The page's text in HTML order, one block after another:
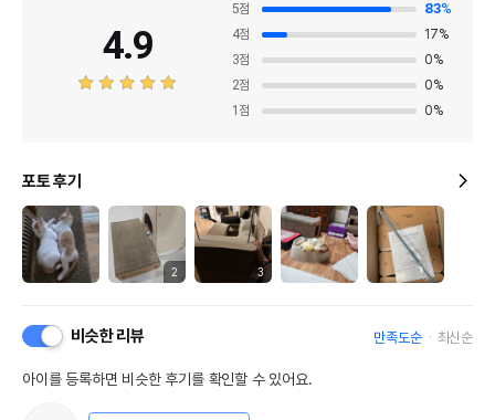
4.9
5점 83%
4점 17%
3점 0%
2점 0%
1 점 0%
포토 후기
2 3
비슷한 리뷰 만족도순 최신순
아이를 등록하면 비슷한 후기를 확인할 수 있어요.